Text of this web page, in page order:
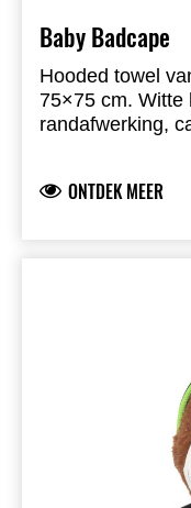
Baby Badcape
Hooded towel
75×75 cm. Witte
randafwerking,
ONTDEK MEER